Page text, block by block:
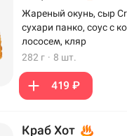
Жареный окунь, сыр
сухари панко, соус с
лососем, кляр
282 г · 8 шт.
419 ₽
Краб Хот